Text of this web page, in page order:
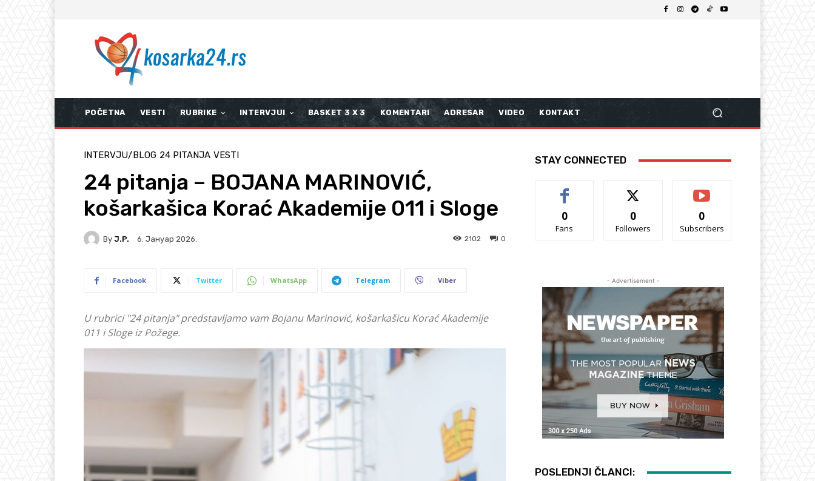
POČETNA VESTI RUBRIKE INTERVJUI BASKET 3 X 3 KOMENTARI ADRESAR VIDEO KONTAKT
INTERVJU/BLOG 24 PITANJA VESTI
24 pitanja – BOJANA MARINOVIĆ,
košarkašica Korać Akademije 011 i Sloge
By J.P. 6. Јануар 2026. 0
2102
Facebook Twitter WhatsApp Telegram Viber
U rubrici "24 pitanja" predstavljamo vam Bojanu Marinović, košarkašicu Korać Akademije
011 i Sloge iz Požege.
STAY CONNECTED
0
Fans
0
Followers
0
Subscribers
- Advertisement -
POSLEDNJI ČLANCI: